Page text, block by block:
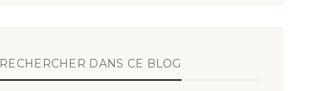
RECHERCHER DANS CE BLOG